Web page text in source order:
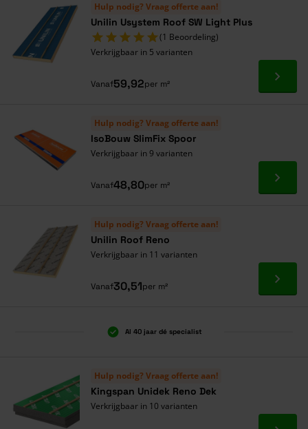
Hulp nodig? Vraag offerte aan!
Unilin Usystem Roof SW Light Plus
(1 Beoordeling)
Verkrijgbaar in 5 varianten
Vanaf59,92per m² Ga
Hulp nodig? Vraag offerte aan!
IsoBouw SlimFix Spoor
Verkrijgbaar in 9 varianten
Vanaf48,80per m² Ga
Hulp nodig? Vraag offerte aan!
Unilin Roof Reno
Verkrijgbaar in 11 varianten
Vanaf30,51per m² Ga
Al 40 jaar dé specialist
Hulp nodig? Vraag offerte aan!
Kingspan Unidek Reno Dek
Verkrijgbaar in 10 varianten